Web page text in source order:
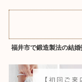
福井市で鍛造製法の結